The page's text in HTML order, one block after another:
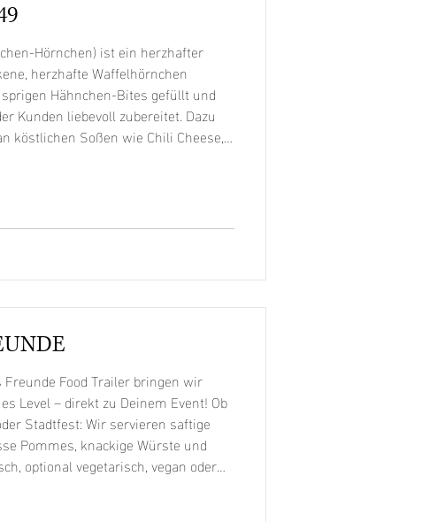
Hörnchen) ist ein herzhafter
herzhafte Waffelhörnchen
Hähnchen-Bites gefüllt und
Kunden liebevoll zubereitet. Dazu
köstlichen Soßen wie Chili Cheese,
Food Trailer bringen wir
Level – direkt zu Deinem Event! Ob
Stadtfest: Wir servieren saftige
Pommes, knackige Würste und
optional vegetarisch, vegan oder